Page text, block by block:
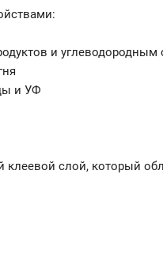
и
и УФ
клеевой слой, который